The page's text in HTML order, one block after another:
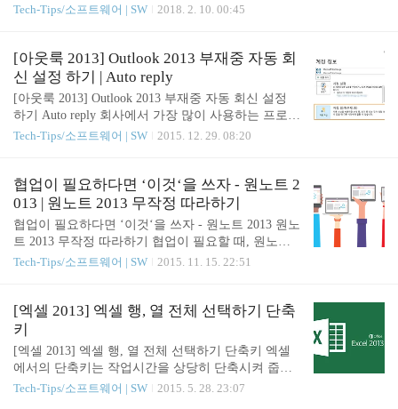
하다 보면 은근히 손이 많이 가기 때문에 빠른 실행
습니다. ▲ 모든 기본은 [옵션]에서 진행합니다. [파
일] - ..
생활까지 끊이지 않는 파워포인트. 정말 마이크로소
이 좋습니다.파워포인트 뿐만 아니라 윈도우 사용에
많이 사용되는 CTRL + Z. 바로 작업 '되돌리기'인데
요. 정말 많이 사용하지만 이게 횟수가 정해져 있다
는 것을 아시나요? 또한, 이 횟수를 변경을 할 수 있
다는 것을 아시나요? 예를 들어서, 작업을 잘못해서
되돌리기를 하는데 일정 횟수 이상 되돌리기가 안되
워포인트 기본 되돌리기 횟수는 20회로 지정이 되어
있거든요. 이제 그 횟수를 늘려보려고 합니다..
Tech-Tips/소프트웨어 | SW 2018. 2. 10. 00:45
[아웃룩 2013] Outlook 2013 부재중 자동 회
신 설정 하기 | Auto reply
[아웃룩 2013] Outlook 2013 부재중 자동 회신 설정
하기 Auto reply 회사에서 가장 많이 사용하는 프로그
램 중 하나가 Microsoft Office의 아웃룩일 것입니다.
황이 생기면 메일을 확인하는데 제한이 생기는데요.
메일을 보내는 사람을 위해서라도, 본인을 위해서라
도 부재중 자동 회신을 설정해 놓는 것이 좋습니다.
오피스 2013의 Outlook 2013을 기준으로 작성되었으
며, 이전 버전을 사용하더라도 메뉴 위치가 다를 뿐
크게 다르지 않을 것이라 생각됩니다. ▲ 아웃룩 201
은 창이 나타납니다. 자동 회신 (부재 중)을 찾아..
Tech-Tips/소프트웨어 | SW 2015. 12. 29. 08:20
협업이 필요하다면 ‘이것‘을 쓰자 - 원노트 2
013 | 원노트 2013 무작정 따라하기
협업이 필요하다면 ‘이것‘을 쓰자 - 원노트 2013 원노
트 2013 무작정 따라하기 협업이 필요할 때, 원노트
(대학생편) 새 학기가 시작되었다. 첫 수업부터 조 편
단위로 조직적으로 움직이는 것을 바라셨겠지만 현
실과는 큰 괴리감이 있다. 팀 프로젝트가 진행되면서
몇몇 팀원만 프로젝트에 참여하고, 한 명두 명 다양
한 이유로 프로젝트에 소홀하게 되고 그렇게 팀이 와
해되면서 프로젝트는 산으로 가기 시작했다. 이렇게
학기 시작과 동시에 시작된 팀 프로젝트가 4개 이상
Tech-Tips/소프트웨어 | SW 2015. 11. 15. 22:51
[엑셀 2013] 엑셀 행, 열 전체 선택하기 단축
키
[엑셀 2013] 엑셀 행, 열 전체 선택하기 단축키 엑셀
에서의 단축키는 작업시간을 상당히 단축시켜 줍니
다. 엑셀에서 행, 열을 전체 선택하는 단축키를 알아
Tech-Tips/소프트웨어 | SW 2015. 5. 28. 23:07